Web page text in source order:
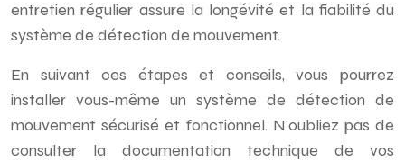
entretien régulier assure la longévité et la fiabilité du
système de détection de mouvement.
En suivant ces étapes et conseils, vous pourrez
installer vous-même un système de détection de
mouvement sécurisé et fonctionnel. N’oubliez pas de
consulter la documentation technique de vos